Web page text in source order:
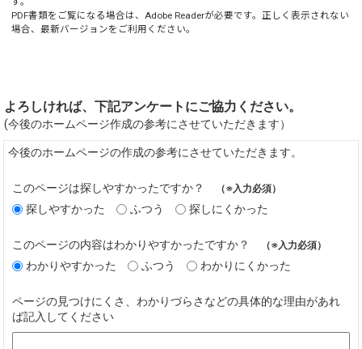
PDF書類をご覧になる場合は、Adobe Readerが必要です。正しく表示されない
場合、最新バージョンをご利用ください。